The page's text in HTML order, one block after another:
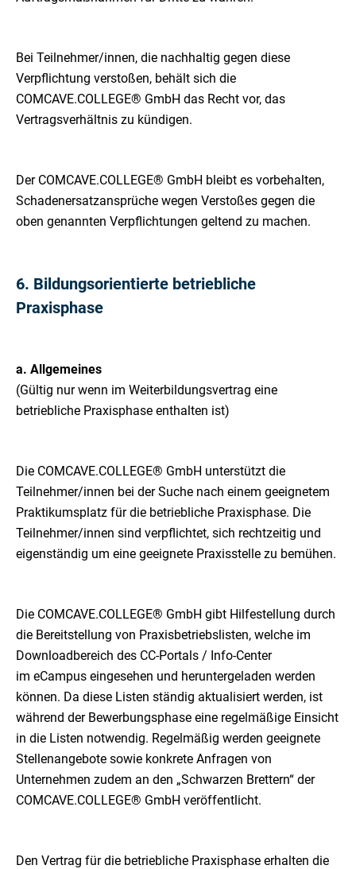
Bei Teilnehmer/innen, die nachhaltig gegen diese
Verpflichtung verstoßen, behält sich die
COMCAVE.COLLEGE® GmbH das Recht vor, das
Vertragsverhältnis zu kündigen.
Der COMCAVE.COLLEGE® GmbH bleibt es vorbehalten,
Schadenersatzansprüche wegen Verstoßes gegen die
oben genannten Verpflichtungen geltend zu machen.
6. Bildungsorientierte betriebliche
Praxisphase
a. Allgemeines
(Gültig nur wenn im Weiterbildungsvertrag eine
betriebliche Praxisphase enthalten ist)
Die COMCAVE.COLLEGE® GmbH unterstützt die
Teilnehmer/innen bei der Suche nach einem geeignetem
Praktikumsplatz für die betriebliche Praxisphase. Die
Teilnehmer/innen sind verpflichtet, sich rechtzeitig und
eigenständig um eine geeignete Praxisstelle zu bemühen.
Die COMCAVE.COLLEGE® GmbH gibt Hilfestellung durch
die Bereitstellung von Praxisbetriebslisten, welche im
Downloadbereich des CC-Portals / Info-Center
im eCampus eingesehen und heruntergeladen werden
können. Da diese Listen ständig aktualisiert werden, ist
während der Bewerbungsphase eine regelmäßige Einsicht
in die Listen notwendig. Regelmäßig werden geeignete
Stellenangebote sowie konkrete Anfragen von
Unternehmen zudem an den „Schwarzen Brettern“ der
COMCAVE.COLLEGE® GmbH veröffentlicht.
Den Vertrag für die betriebliche Praxisphase erhalten die